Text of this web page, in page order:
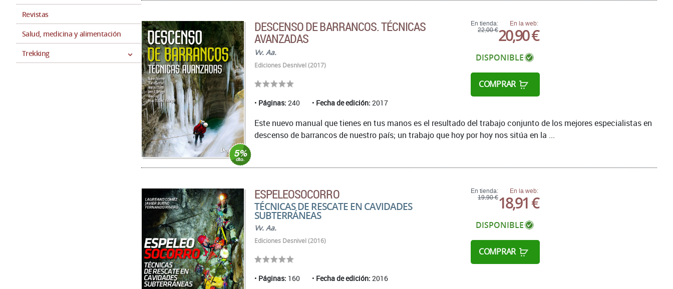
Revistas
Salud, medicina y alimentación
Trekking
DESCENSO DE BARRANCOS. TÉCNICAS
AVANZADAS
Vv. Aa.
Ediciones Desnivel (2017)
Páginas: 240 Fecha de edición: 2017
En tienda:
22,00 €
En la web:
20,90 €
DISPONIBLE
COMPRAR
Este nuevo manual que tienes en tus manos es el resultado del trabajo conjunto de los mejores especialistas en
descenso de barrancos de nuestro país; un trabajo que hoy por hoy nos sitúa en la ...
ESPELEOSOCORRO
TÉCNICAS DE RESCATE EN CAVIDADES
SUBTERRÁNEAS
Vv. Aa.
Ediciones Desnivel (2016)
Páginas: 160 Fecha de edición: 2016
En tienda:
19,90 €
En la web:
18,91 €
DISPONIBLE
COMPRAR